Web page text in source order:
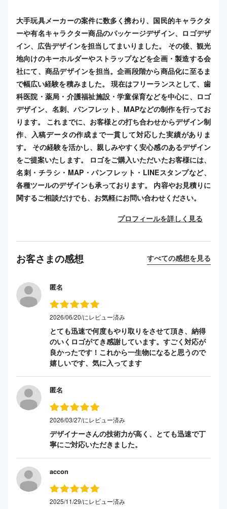
大手玩具メーカーの案件に数多く携わり、国民的キャラクタ
ーや有名キャラクター商品のパッケージデザイン、ロゴデザ
イン、広告デザインを担当してまいりました。 その後、観光
地向けのキーホルダーやストラップなどを企画・製造する会
社にて、商品デザインを担当。企画段階から商品化に至るま
で幅広い経験を積みました。 現在はフリーランスとして、歯
科医院・薬局・介護福祉施設・学童保育などを中心に、ロゴ
デザイン、名刺、パンフレット、MAPなどの制作を行ってお
ります。 これまでに、お客様との打ち合わせからデザイン制
作、入稿データの作成まで一貫して対応した実績がありま
す。 その経験を活かし、親しみやすく安心感のあるデザイン
をご提案いたします。 ロゴをご購入いただいたお客様には、
名刺・チラシ・MAP・パンフレット・LINEスタンプなど、
各種ツールのデザインも承っております。 内容やお見積りに
関するご相談だけでも、お気軽にお問い合わせください。
プロフィールを詳しく見る
お客さまの感想 すべての感想を見る
匿名
2026/06/20/にレビュー済み
とても迅速で何度もやり取りをさせて頂き、納得
のいくロゴがてき感謝しています。すごく対応が
良かったです！これから一生物になると思うので
嬉しいです、気に入ってます
匿名
2026/03/27/にレビュー済み
デザイナーさんの技術力が高く、とても迅速で丁
寧にご対応いただきました。
accon
2025/11/29/にレビュー済み